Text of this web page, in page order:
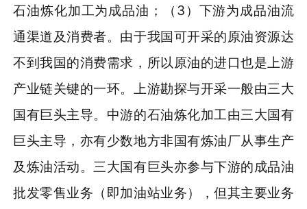
石油炼化加工为成品油；（3）下游为成品油流
通渠道及消费者。由于我国可开采的原油资源达
不到我国的消费需求，所以原油的进口也是上游
产业链关键的一环。上游勘探与开采一般由三大
国有巨头主导。中游的石油炼化加工由三大国有
巨头主导，亦有少数地方非国有炼油厂从事生产
及炼油活动。三大国有巨头亦参与下游的成品油
批发零售业务（即加油站业务），但其主要业务